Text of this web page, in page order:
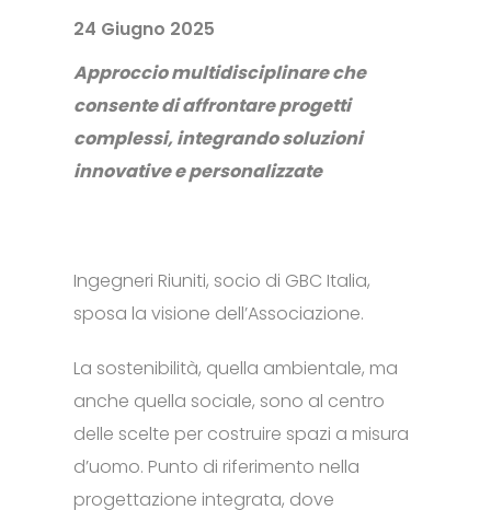
24 Giugno 2025
Approccio multidisciplinare che
consente di affrontare progetti
complessi, integrando soluzioni
innovative e personalizzate
Ingegneri Riuniti, socio di GBC Italia,
sposa la visione dell’Associazione.
La sostenibilità, quella ambientale, ma
anche quella sociale, sono al centro
delle scelte per costruire spazi a misura
d’uomo. Punto di riferimento nella
progettazione integrata, dove